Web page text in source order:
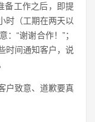
备工作之后，即提
时（工期在两天以
：“谢谢合作！”；
时间通知客户，说
户致意、道歉要真